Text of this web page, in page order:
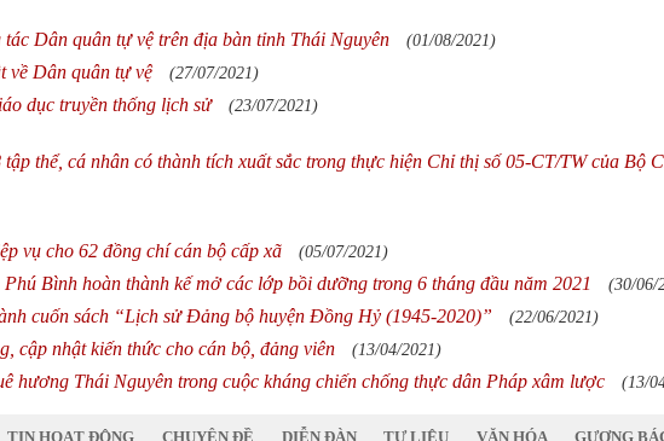
Dân quân tự vệ trên địa bàn tỉnh Thái Nguyên (01/08/2021)
về Dân quân tự vệ (27/07/2021)
dục truyền thống lịch sử (23/07/2021)
thể, cá nhân có thành tích xuất sắc trong thực hiện Chỉ thị số 05-CT/TW của Bộ
vụ cho 62 đồng chí cán bộ cấp xã (05/07/2021)
Bình hoàn thành kế mở các lớp bồi dưỡng trong 6 tháng đầu năm 2021 (30/06/
cuốn sách “Lịch sử Đảng bộ huyện Đồng Hỷ (1945-2020)” (22/06/2021)
cập nhật kiến thức cho cán bộ, đảng viên (13/04/2021)
hương Thái Nguyên trong cuộc kháng chiến chống thực dân Pháp xâm lược (13/